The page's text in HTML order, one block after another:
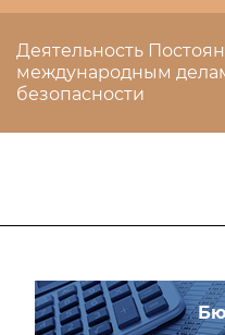
Деятельность
международным
безопасности